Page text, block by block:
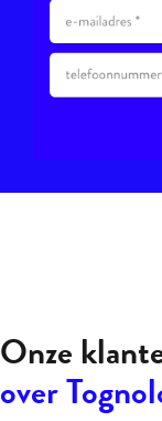
Onze
over